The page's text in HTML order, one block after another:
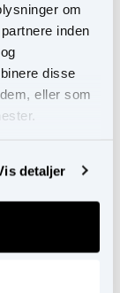
om
inden
disse
eller som
detaljer
på læberne.
Cerifera
Mangifera
Acid,